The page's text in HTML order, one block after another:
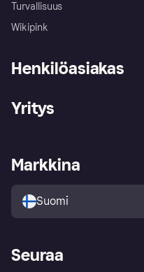
Turvallisuus
Wikipink
Henkilöasiakas
Ohje
Kirjaudu sisään
Tutustu kauppoihin
Ostajan turva
Yritys
Kirjaudu sisään yrityksenä
Markkina
Suomi
Seuraa